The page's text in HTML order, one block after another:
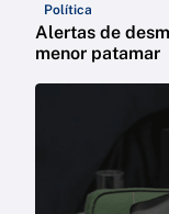
Política
Alertas de
menor patamar